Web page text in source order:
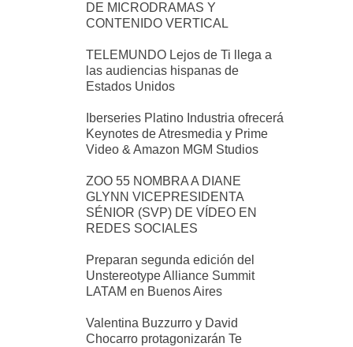
DE MICRODRAMAS Y
CONTENIDO VERTICAL
TELEMUNDO Lejos de Ti llega a
las audiencias hispanas de
Estados Unidos
Iberseries Platino Industria ofrecerá
Keynotes de Atresmedia y Prime
Video & Amazon MGM Studios
ZOO 55 NOMBRA A DIANE
GLYNN VICEPRESIDENTA
SÉNIOR (SVP) DE VÍDEO EN
REDES SOCIALES
Preparan segunda edición del
Unstereotype Alliance Summit
LATAM en Buenos Aires
Valentina Buzzurro y David
Chocarro protagonizarán Te